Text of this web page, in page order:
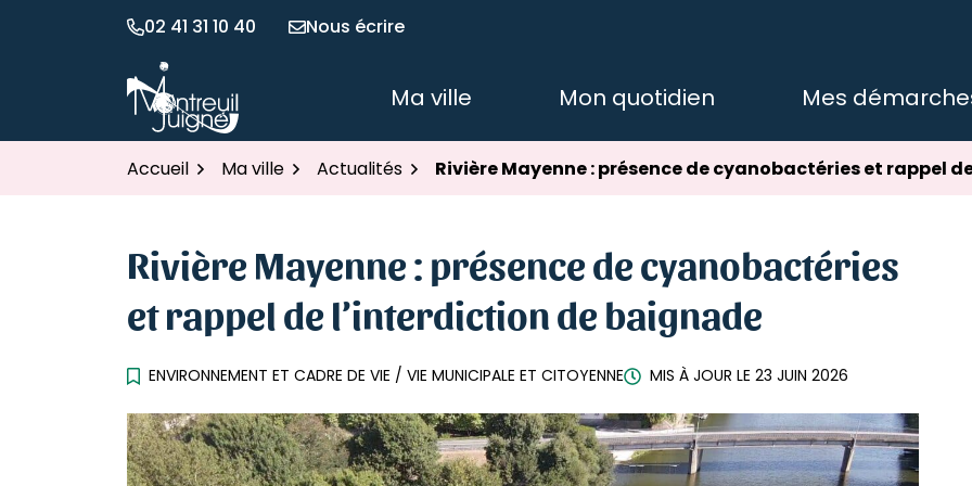
02 41 31 10 40 Nous écrire
Montreuil Juigné Ma ville Mon quotidien Mes
Accueil Ma ville Actualités Rivière Mayenne : présence de cyanobactéries et rappel
Rivière Mayenne : présence de cyanobactéries
et rappel de l’interdiction de baignade
ENVIRONNEMENT ET CADRE DE VIE / VIE MUNICIPALE ET CITOYENNE MIS À JOUR LE 23 JUIN 2026